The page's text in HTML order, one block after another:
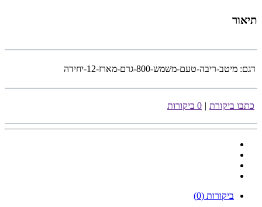
תיאור
דגם: מיטב-ריבה-טעם-משמש-800-גרם-מארז-12-יחידה
כתבו ביקורת | 0 ביקורות
ביקורות (0)